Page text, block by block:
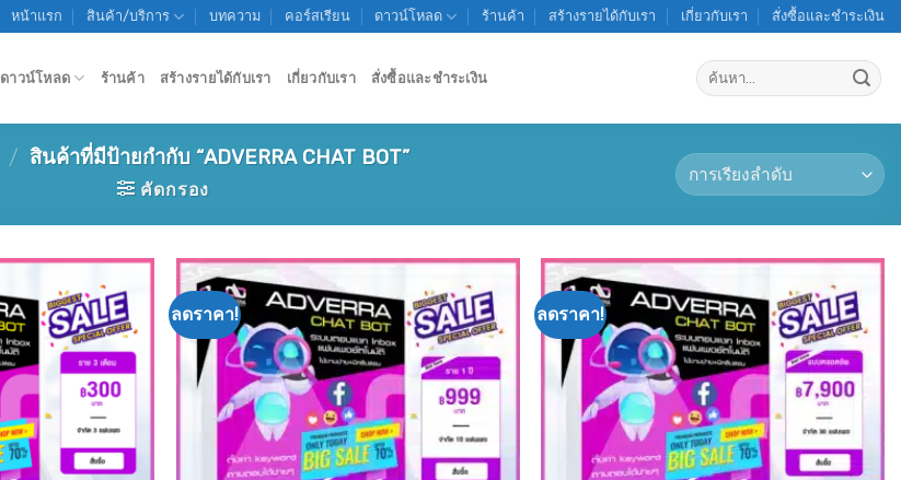
หน้าแรก สินค้า/บริการ บทความ คอร์สเรียน ดาวน์โหลด ร้านค้า สร้างรายได้กับเรา เกี่ยวกับเรา สั่งซื้อและชำระเงิน
ดาวน์โหลด ร้านค้า สร้างรายได้กับเรา เกี่ยวกับเรา สั่งซื้อและชำระเงิน
ค้นหา:
/ สินค้าที่มีป้ายกำกับ “ADVERRA CHAT BOT”
คัดกรอง
Add to
wishlist
ลดราคา!
Add to
wishlist
ลดราคา!
Add to
wishlist